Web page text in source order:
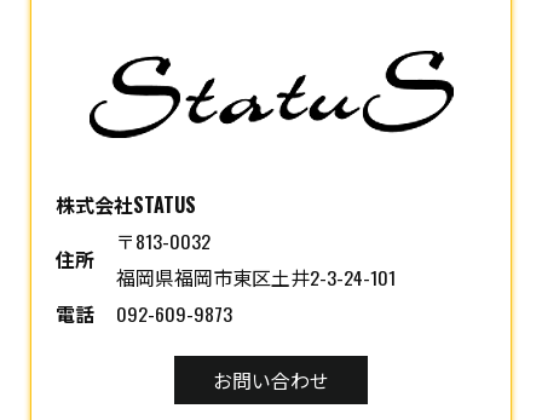
株式会社STATUS
住所
〒813-0032
福岡県福岡市東区土井2-3-24-101
電話
092-609-9873
お問い合わせ